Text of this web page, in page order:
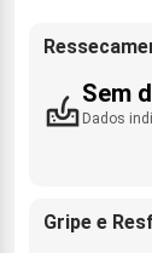
Sem
Dados
Gripe e